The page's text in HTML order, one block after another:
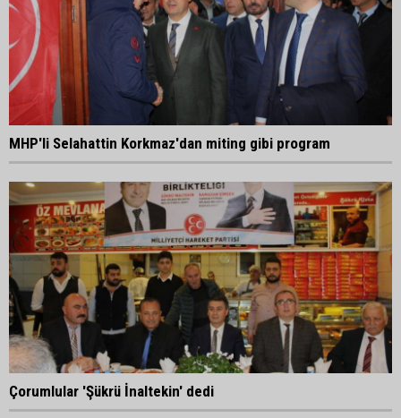
MHP'li Selahattin Korkmaz'dan miting gibi program
Çorumlular 'Şükrü İnaltekin' dedi